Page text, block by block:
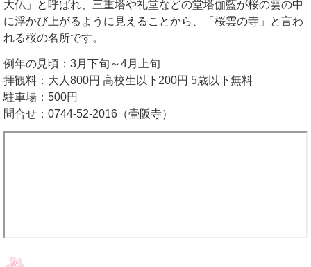
大仏」と呼ばれ、三重塔や礼堂などの堂塔伽藍が桜の雲の中
に浮かび上がるように見えることから、「桜雲の寺」と言わ
れる桜の名所です。
例年の見頃：3月下旬～4月上旬
拝観料：大人800円 高校生以下200円 5歳以下無料
駐車場：500円
問合せ：0744-52-2016（壷阪寺）